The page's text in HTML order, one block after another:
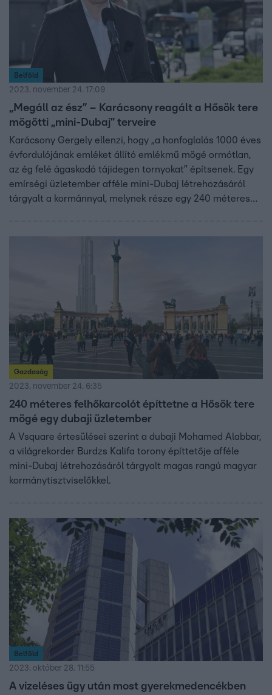
Belföld
2023. november 24. 17:09
„Megáll az ész” – Karácsony reagált a Hősök tere
mögötti „mini-Dubaj” terveire
Karácsony Gergely ellenzi, hogy „a honfoglalás 1000 éves
évfordulójának emléket állító emlékmű mögé ormótlan,
az ég felé ágaskodó tájidegen tornyokat” építsenek. Egy
emírségi üzletember afféle mini-Dubaj létrehozásáról
tárgyalt a kormánnyal, melynek része egy 240 méteres
Gazdaság
2023. november 24. 6:35
240 méteres felhőkarcolót építtetne a Hősök tere
mögé egy dubaji üzletember
A Vsquare értesülései szerint a dubaji Mohamed Alabbar,
a világrekorder Burdzs Kalifa torony építtetője afféle
mini-Dubaj létrehozásáról tárgyalt magas rangú magyar
kormánytisztviselőkkel.
Belföld
2023. október 28. 11:55
A vizeléses ügy után most gyerekmedencékben